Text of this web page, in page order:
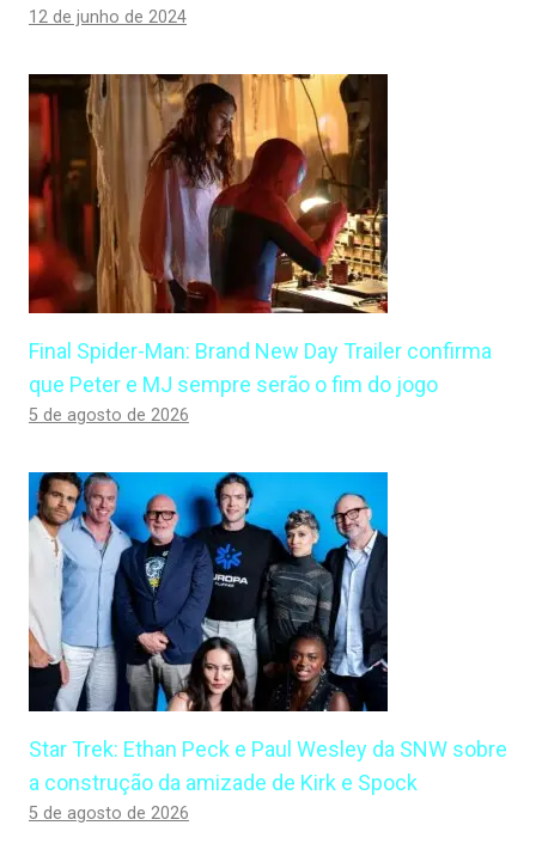
12 de junho de 2024
Final Spider-Man: Brand New Day Trailer confirma
que Peter e MJ sempre serão o fim do jogo
5 de agosto de 2026
Star Trek: Ethan Peck e Paul Wesley da SNW sobre
a construção da amizade de Kirk e Spock
5 de agosto de 2026